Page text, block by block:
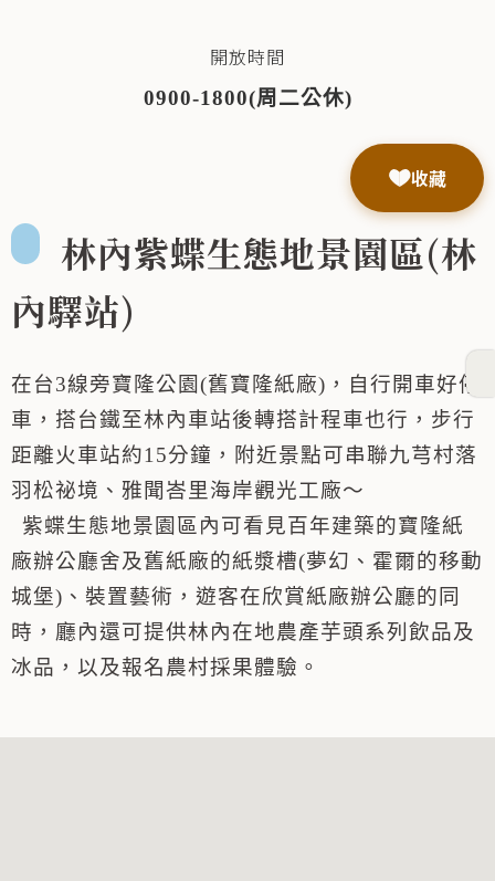
開放時間
0900-1800(周二公休)
林內紫蝶生態地景園區(林
內驛站)
在台3線旁寶隆公園(舊寶隆紙廠)，自行開車好停
車，搭台鐵至林內車站後轉搭計程車也行，步行
距離火車站約15分鐘，附近景點可串聯九芎村落
羽松祕境、雅聞峇里海岸觀光工廠～
紫蝶生態地景園區內可看見百年建築的寶隆紙
廠辦公廳舍及舊紙廠的紙漿槽(夢幻、霍爾的移動
城堡)、裝置藝術，遊客在欣賞紙廠辦公廳的同
時，廳內還可提供林內在地農產芋頭系列飲品及
冰品，以及報名農村採果體驗。
收藏